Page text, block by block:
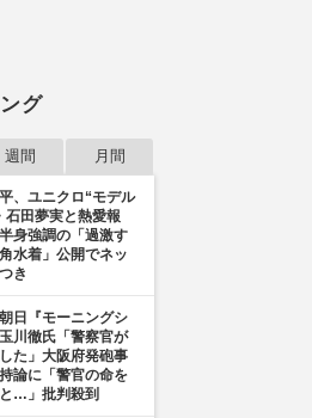
グ
週間 月間
、ユニクロ“モデル
石田夢実と熱愛報
身強調の「過激す
水着」公開でネッ
き
日『モーニングシ
川徹氏「警察官が
た」大阪府発砲事
論に「警官の命を
…」批判殺到